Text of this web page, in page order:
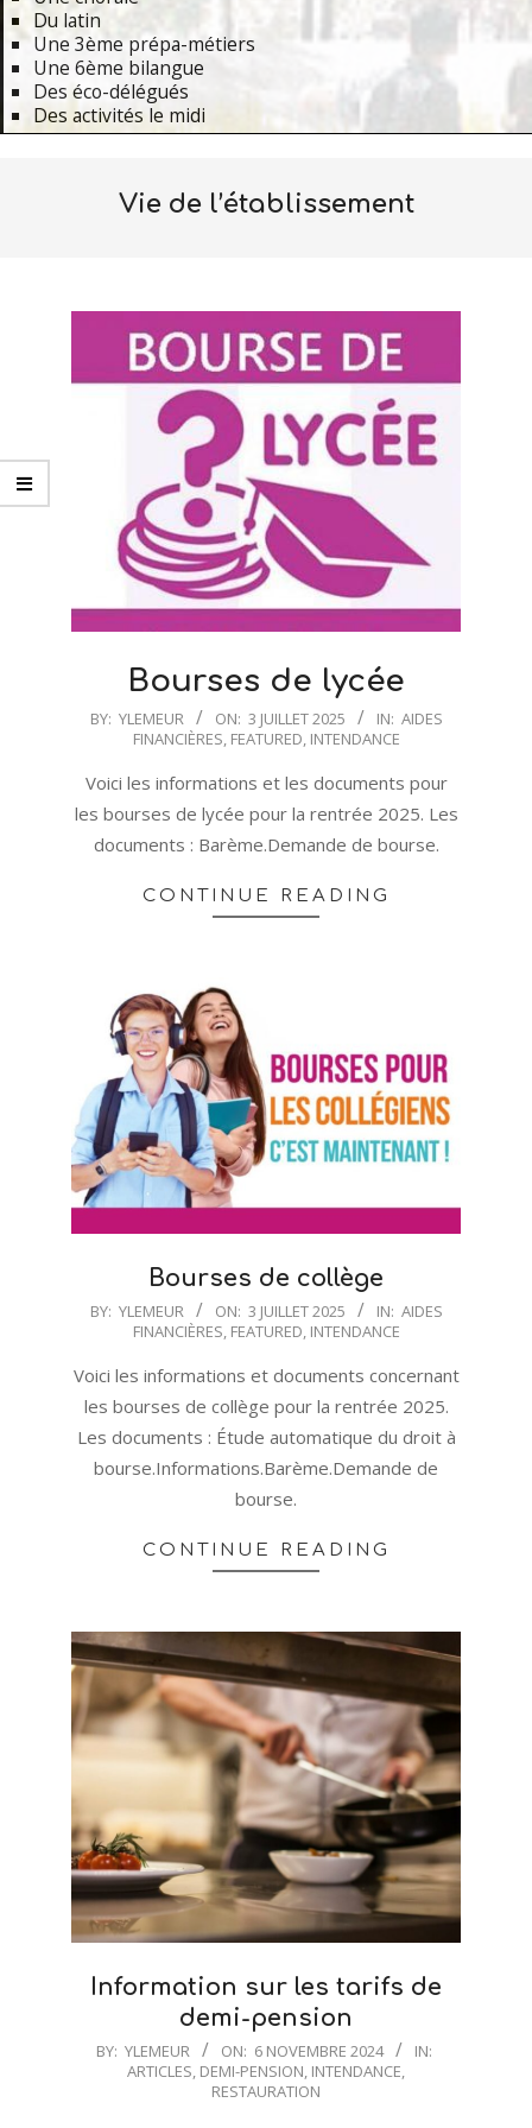
Du latin
Une 3ème prépa-métiers
Une 6ème bilangue
Des éco-délégués
Des activités le midi
Vie de l’établissement
Bourses de lycée
2025-
03
BY: YLEMEUR ON: 3 JUILLET 2025 IN: AIDES
FINANCIÈRES, FEATURED, INTENDANCE
Voici les informations et les documents pour
les bourses de lycée pour la rentrée 2025. Les
documents : Barème.Demande de bourse.
CONTINUE READING
Bourses de collège
2025-
03
BY: YLEMEUR ON: 3 JUILLET 2025 IN: AIDES
FINANCIÈRES, FEATURED, INTENDANCE
Voici les informations et documents concernant
les bourses de collège pour la rentrée 2025.
Les documents : Étude automatique du droit à
bourse.Informations.Barème.Demande de
bourse.
CONTINUE READING
Information sur les tarifs de
demi-pension
2024-
BY: YLEMEUR ON: 6 NOVEMBRE 2024
IN:
ARTICLES, DEMI-PENSION, INTENDANCE,
RESTAURATION